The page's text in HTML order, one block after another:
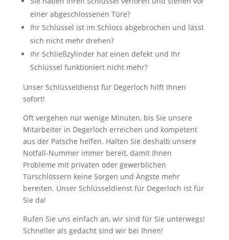
einer abgeschlossenen Türe?
Ihr Schlüssel ist im Schloss abgebrochen und lässt
sich nicht mehr drehen?
Ihr Schließzylinder hat einen defekt und Ihr
Schlüssel funktioniert nicht mehr?
Unser Schlüsseldienst für Degerloch hilft Ihnen
sofort!
Oft vergehen nur wenige Minuten, bis Sie unsere
Mitarbeiter in Degerloch erreichen und kompetent
aus der Patsche helfen. Halten Sie deshalb unsere
Notfall-Nummer immer bereit, damit Ihnen
Probleme mit privaten oder gewerblichen
Türschlössern keine Sorgen und Ängste mehr
bereiten. Unser Schlüsseldienst für Degerloch ist für
Sie da!
Rufen Sie uns einfach an, wir sind für Sie unterwegs!
Schneller als gedacht sind wir bei Ihnen!